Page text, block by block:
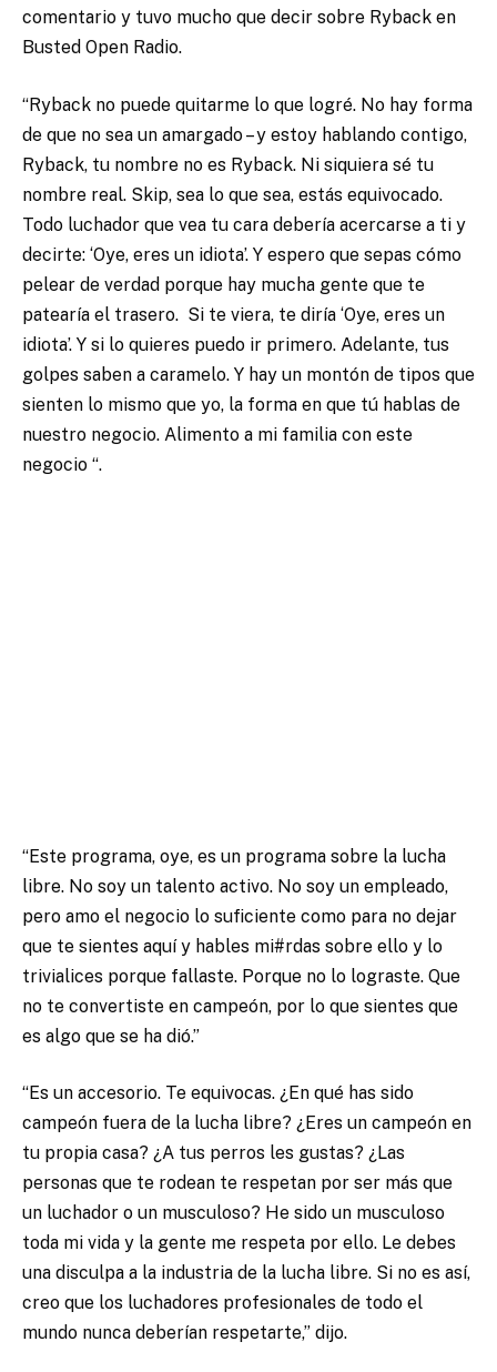
comentario y tuvo mucho que decir sobre Ryback en
Busted Open Radio.
“Ryback no puede quitarme lo que logré. No hay forma
de que no sea un amargado – y estoy hablando contigo,
Ryback, tu nombre no es Ryback. Ni siquiera sé tu
nombre real. Skip, sea lo que sea, estás equivocado.
Todo luchador que vea tu cara debería acercarse a ti y
decirte: ‘Oye, eres un idiota’. Y espero que sepas cómo
pelear de verdad porque hay mucha gente que te
patearía el trasero. Si te viera, te diría ‘Oye, eres un
idiota’. Y si lo quieres puedo ir primero. Adelante, tus
golpes saben a caramelo. Y hay un montón de tipos que
sienten lo mismo que yo, la forma en que tú hablas de
nuestro negocio. Alimento a mi familia con este
negocio “.
“Este programa, oye, es un programa sobre la lucha
libre. No soy un talento activo. No soy un empleado,
pero amo el negocio lo suficiente como para no dejar
que te sientes aquí y hables mi#rdas sobre ello y lo
trivialices porque fallaste. Porque no lo lograste. Que
no te convertiste en campeón, por lo que sientes que
es algo que se ha dió.”
“Es un accesorio. Te equivocas. ¿En qué has sido
campeón fuera de la lucha libre? ¿Eres un campeón en
tu propia casa? ¿A tus perros les gustas? ¿Las
personas que te rodean te respetan por ser más que
un luchador o un musculoso? He sido un musculoso
toda mi vida y la gente me respeta por ello. Le debes
una disculpa a la industria de la lucha libre. Si no es así,
creo que los luchadores profesionales de todo el
mundo nunca deberían respetarte,” dijo.